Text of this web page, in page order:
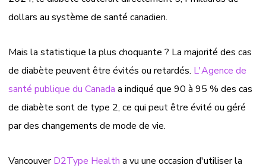
dollars au système de santé canadien.
Mais la statistique la plus choquante ? La majorité des cas
de diabète peuvent être évités ou retardés. L'Agence de
santé publique du Canada a indiqué que 90 à 95 % des cas
de diabète sont de type 2, ce qui peut être évité ou géré
par des changements de mode de vie.
VancouverD2Type Health a vu une occasion d'utiliser la